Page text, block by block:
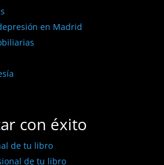
en Madrid
con éxito
de tu libro
de tu libro